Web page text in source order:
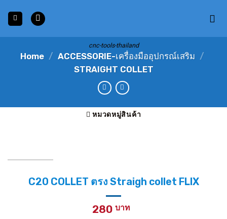
content
cnc-tools-thailand
Home / ACCESSORIE-เครื่องมืออุปกรณ์เสริม /
STRAIGHT COLLET
หมวดหมู่สินค้า
C20 COLLET ตรง Straigh collet FLIX
280